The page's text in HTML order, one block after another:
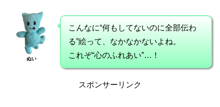
ぬい
こんなに“何もしてないのに全部伝わ
る”絵って、なかなかないよね。
これぞ“心のふれあい”…！
スポンサーリンク